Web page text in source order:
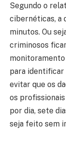
Segundo o
cibernéticas, a
minutos. Ou
criminosos
para identificar
evitar que os
os
por dia, sete
seja feito sem